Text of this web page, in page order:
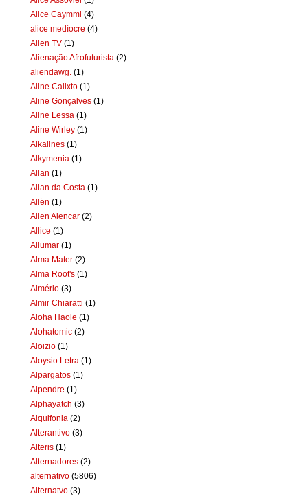
Alice Caymmi (4)
alice medíocre (4)
Alien TV (1)
Alienação Afrofuturista (2)
aliendawg. (1)
Aline Calixto (1)
Aline Gonçalves (1)
Aline Lessa (1)
Aline Wirley (1)
Alkalines (1)
Alkymenia (1)
Allan (1)
Allan da Costa (1)
Allën (1)
Allen Alencar (2)
Allice (1)
Allumar (1)
Alma Mater (2)
Alma Root's (1)
Almério (3)
Almir Chiaratti (1)
Aloha Haole (1)
Alohatomic (2)
Aloizio (1)
Aloysio Letra (1)
Alpargatos (1)
Alpendre (1)
Alphayatch (3)
Alquifonia (2)
Alterantivo (3)
Alteris (1)
Alternadores (2)
alternativo (5806)
Alternatvo (3)